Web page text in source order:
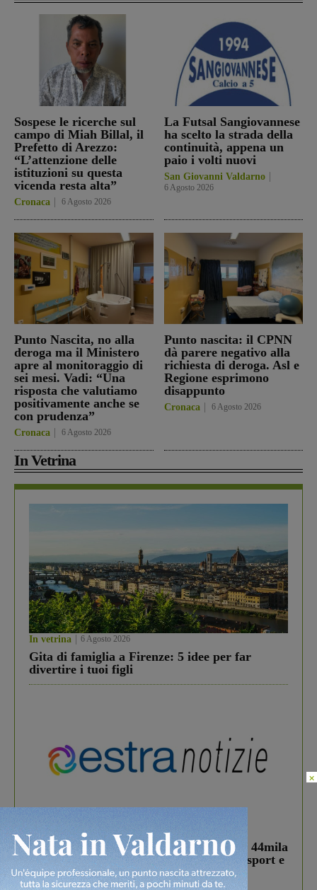
Sospese le ricerche sul
campo di Miah Billal, il
Prefetto di Arezzo:
“L’attenzione delle
istituzioni su questa
vicenda resta alta”
Cronaca 6 Agosto 2026
La Futsal Sangiovannese
ha scelto la strada della
continuità, appena un
paio i volti nuovi
San Giovanni Valdarno
6 Agosto 2026
Punto Nascita, no alla
deroga ma il Ministero
apre al monitoraggio di
sei mesi. Vadi: “Una
risposta che valutiamo
positivamente anche se
con prudenza”
Cronaca 6 Agosto 2026
Punto nascita: il CPNN
dà parere negativo alla
richiesta di deroga. Asl e
Regione esprimono
disappunto
Cronaca 6 Agosto 2026
In Vetrina
In vetrina 6 Agosto 2026
Gita di famiglia a Firenze: 5 idee per far
divertire i tuoi figli
In vetrina
Estra Notizie agosto: Smart Cities, oltre 44mila
studenti coinvolti, torna il bando per lo sport e
debutta il podcast Estrair
×